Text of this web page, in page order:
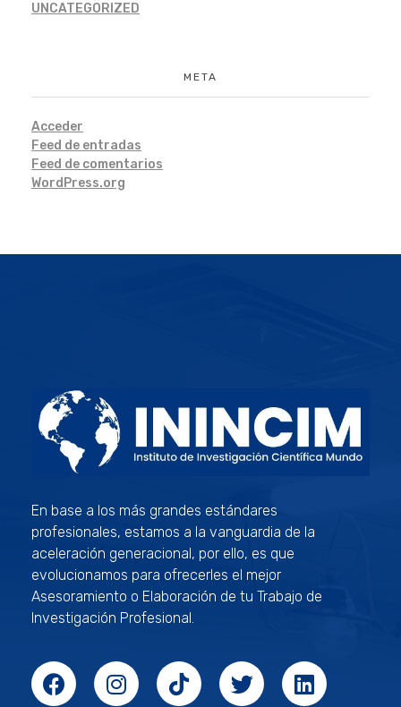
UNCATEGORIZED
META
Acceder
Feed de entradas
Feed de comentarios
WordPress.org
En base a los más grandes estándares
profesionales, estamos a la vanguardia de la
aceleración generacional, por ello, es que
evolucionamos para ofrecerles el mejor
Asesoramiento o Elaboración de tu Trabajo de
Investigación Profesional.